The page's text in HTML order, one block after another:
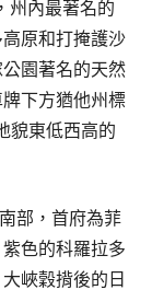
內最著名的
原和打掩護沙
園著名的天然
下方猶他州標
貌東低西高的
部，首府為菲
色的科羅拉多
峽穀揹後的日